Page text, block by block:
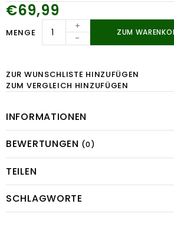
€69,99
MENGE
+
-
ZUM
ZUR WUNSCHLISTE HINZUFÜGEN
ZUM VERGLEICH HINZUFÜGEN
INFORMATIONEN
BEWERTUNGEN (0)
TEILEN
SCHLAGWORTE